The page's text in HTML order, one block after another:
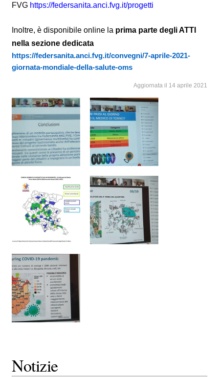
Notizie
FVG https://federsanita.anci.fvg.it/progetti
Inoltre, è disponibile online la prima parte degli ATTI
nella sezione dedicata
https://federsanita.anci.fvg.it/convegni/7-aprile-2021-
giornata-mondiale-della-salute-oms
Aggiornata il 14 aprile 2021